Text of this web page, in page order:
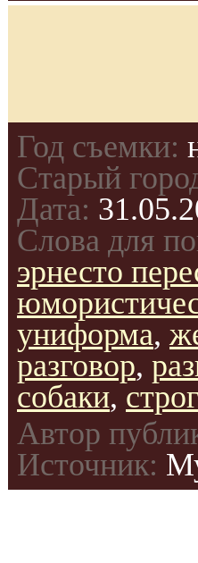
Год съемки:
Старый
Дата:
Слова для
эрнесто
униформа,
разговор,
собаки,
Автор
Источник: